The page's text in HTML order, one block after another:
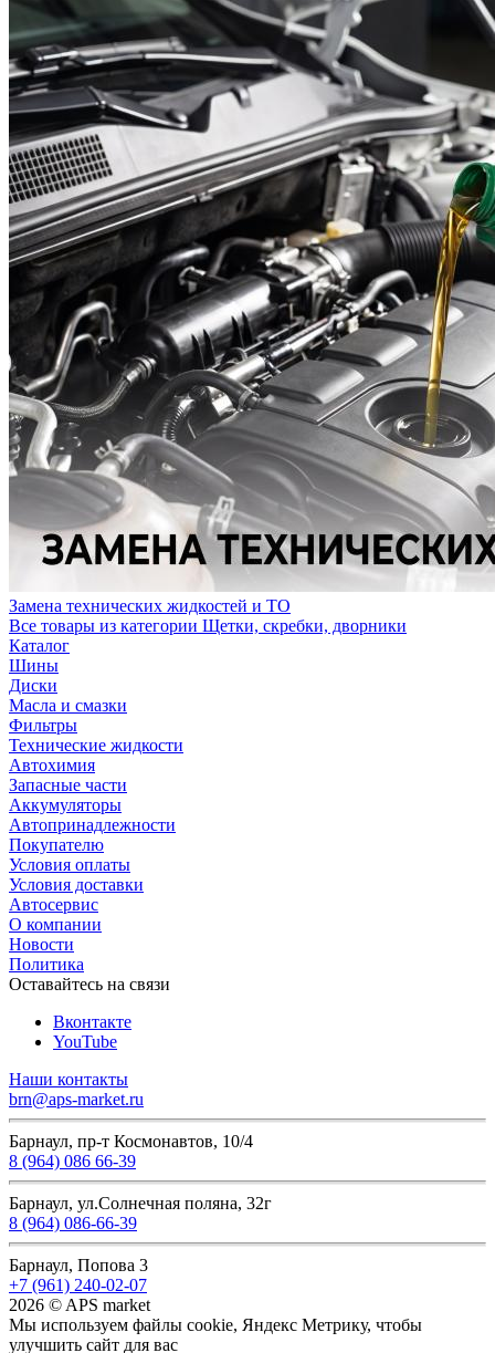
Замена технических жидкостей и ТО
Все товары из категории Щетки, скребки, дворники
Каталог
Шины
Диски
Масла и смазки
Фильтры
Технические жидкости
Автохимия
Запасные части
Аккумуляторы
Автопринадлежности
Покупателю
Условия оплаты
Условия доставки
Автосервис
О компании
Новости
Политика
Оставайтесь на связи
Вконтакте
YouTube
Наши контакты
brn@aps-market.ru
Барнаул, пр-т Космонавтов, 10/4
8 (964) 086 66-39
Барнаул, ул.Солнечная поляна, 32г
8 (964) 086-66-39
Барнаул, Попова 3
+7 (961) 240-02-07
2026 © APS market
Мы используем файлы cookie, Яндекс Метрику, чтобы
улучшить сайт для вас